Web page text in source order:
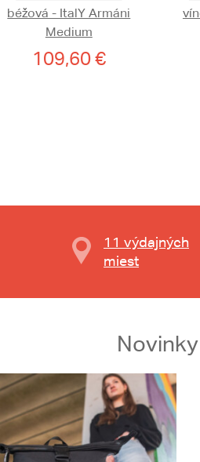
béžová - ItalY Armáni
Medium
109,60 €
11 výdajných
miest